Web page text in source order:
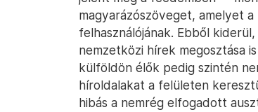
magyarázószöveget, amelyet
felhasználójának. Ebből
nemzetközi hírek megosztása
külföldön élők pedig szintén
híroldalakat a felületen
hibás a nemrég elfogadott